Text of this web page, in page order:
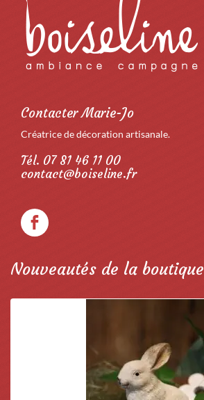
Contacter Marie-Jo
Créatrice de décoration artisanale.
Tél. 07 81 46 11 00
contact@boiseline.fr
Nouveautés de la boutique